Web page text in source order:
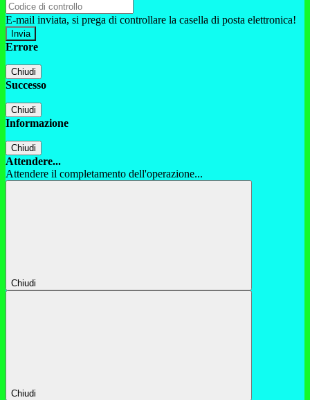
E-mail inviata, si prega di controllare la casella di posta elettronica!
Errore
Chiudi
Successo
Chiudi
Informazione
Chiudi
Attendere...
Attendere il completamento dell'operazione...
Chiudi
Chiudi